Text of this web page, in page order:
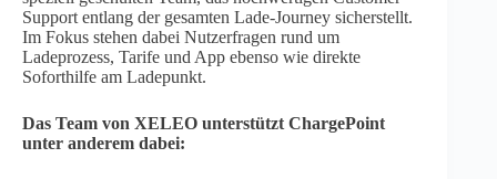
Support entlang der gesamten Lade-Journey sicherstellt.
Im Fokus stehen dabei Nutzerfragen rund um
Ladeprozess, Tarife und App ebenso wie direkte
Soforthilfe am Ladepunkt.
Das Team von XELEO unterstützt ChargePoint
unter anderem dabei: